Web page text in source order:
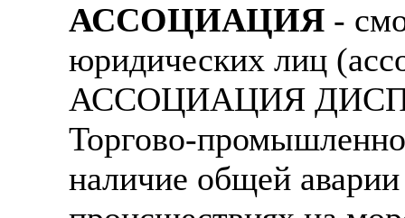
АССОЦИАЦИЯ -
юридических лиц
АССОЦИАЦИЯ
Торгово-
наличие общей